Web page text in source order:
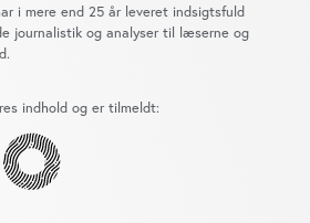
i mere end 25 år leveret indsigtsfuld
journalistik og analyser til læserne og
indhold og er tilmeldt: